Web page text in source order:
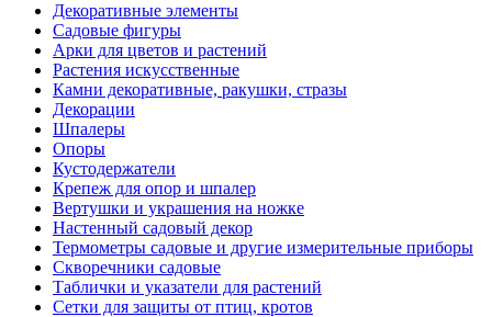
Декоративные элементы
Садовые фигуры
Арки для цветов и растений
Растения искусственные
Камни декоративные, ракушки, стразы
Декорации
Шпалеры
Опоры
Кустодержатели
Крепеж для опор и шпалер
Вертушки и украшения на ножке
Настенный садовый декор
Термометры садовые и другие измерительные приборы
Скворечники садовые
Таблички и указатели для растений
Сетки для защиты от птиц, кротов